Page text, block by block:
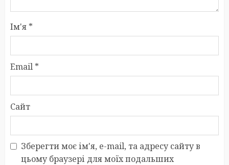
Ім'я *
Email *
Сайт
Зберегти моє ім'я, e-mail, та адресу сайту в
цьому браузері для моїх подальших